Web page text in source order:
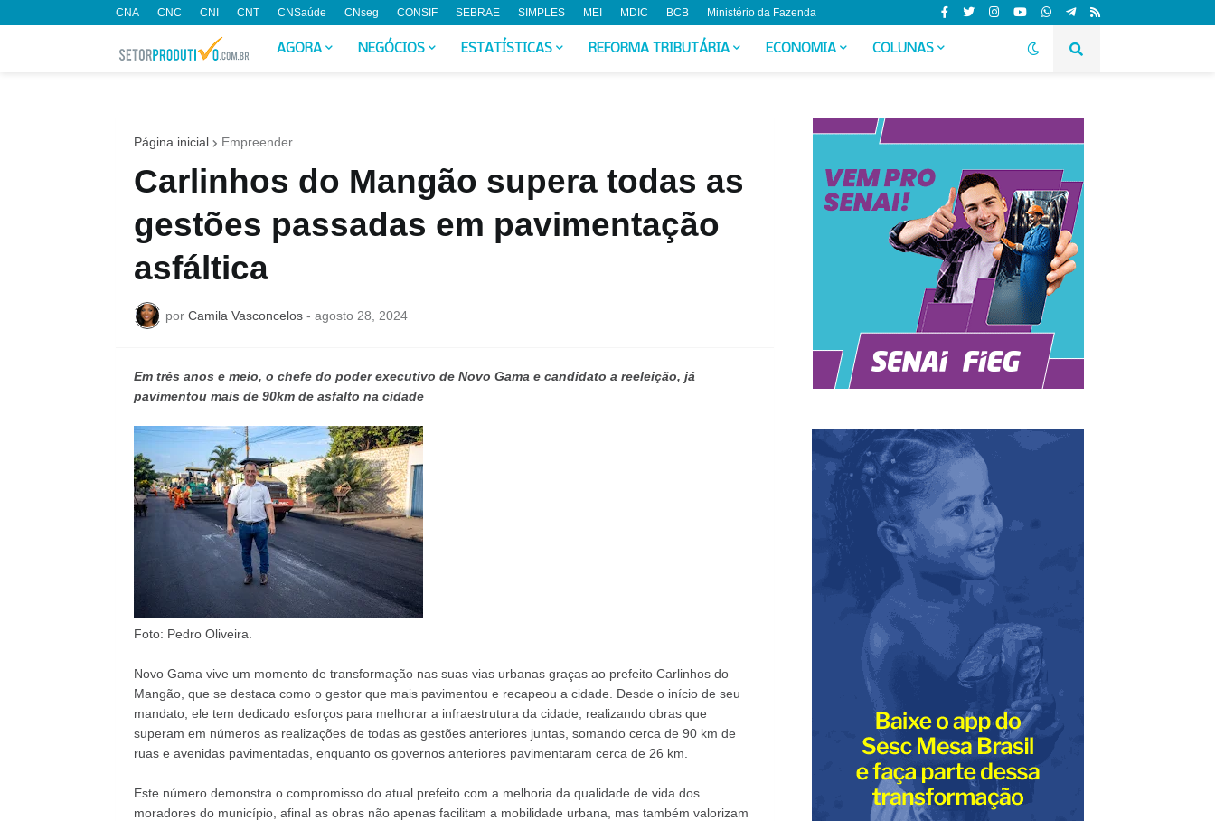
CNA CNC CNI CNT CNSaúde CNseg CONSIF SEBRAE SIMPLES MEI MDIC BCB Ministério da Fazenda
AGORA NEGÓCIOS ESTATÍSTICAS REFORMA TRIBUTÁRIA ECONOMIA COLUNAS
Página inicial Empreender
Carlinhos do Mangão supera todas as
gestões passadas em pavimentação
asfáltica
por Camila Vasconcelos - agosto 28, 2024
Em três anos e meio, o chefe do poder executivo de Novo Gama e candidato a reeleição, já
pavimentou mais de 90km de asfalto na cidade
Foto: Pedro Oliveira.
Novo Gama vive um momento de transformação nas suas vias urbanas graças ao prefeito Carlinhos do
Mangão, que se destaca como o gestor que mais pavimentou e recapeou a cidade. Desde o início de seu
mandato, ele tem dedicado esforços para melhorar a infraestrutura da cidade, realizando obras que
superam em números as realizações de todas as gestões anteriores juntas, somando cerca de 90 km de
ruas e avenidas pavimentadas, enquanto os governos anteriores pavimentaram cerca de 26 km.
Este número demonstra o compromisso do atual prefeito com a melhoria da qualidade de vida dos
moradores do município, afinal as obras não apenas facilitam a mobilidade urbana, mas também valorizam